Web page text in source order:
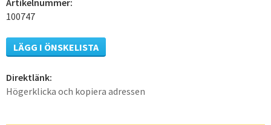
100747
LÄGG I ÖNSKELISTA
Direktlänk:
Högerklicka och kopiera adressen